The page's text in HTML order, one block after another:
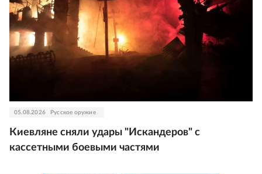
05.08.2026 Русское оружие
Киевляне сняли удары "Искандеров" с
кассетными боевыми частями